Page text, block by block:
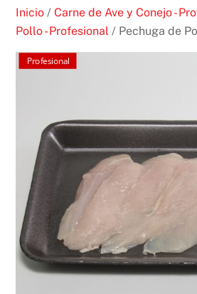
Inicio /Carne de Ave y Conejo -
Pollo - Profesional / Pechuga de
Profesional